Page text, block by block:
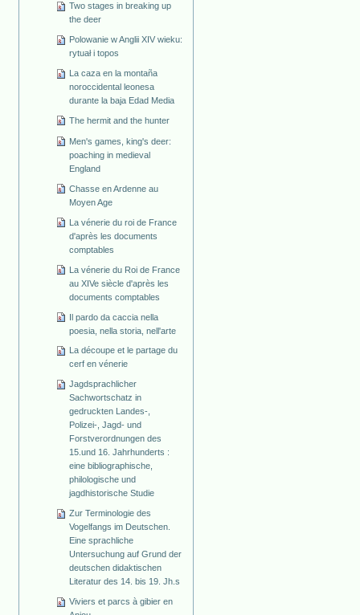
Two stages in breaking up
the deer
Polowanie w Anglii XIV wieku:
rytuał i topos
La caza en la montaña
noroccidental leonesa
durante la baja Edad Media
The hermit and the hunter
Men's games, king's deer:
poaching in medieval
England
Chasse en Ardenne au
Moyen Age
La vénerie du roi de France
d'après les documents
comptables
La vénerie du Roi de France
au XIVe siècle d'après les
documents comptables
Il pardo da caccia nella
poesia, nella storia, nell'arte
La découpe et le partage du
cerf en vénerie
Jagdsprachlicher
Sachwortschatz in
gedruckten Landes-,
Polizei-, Jagd- und
Forstverordnungen des
15.und 16. Jahrhunderts :
eine bibliographische,
philologische und
jagdhistorische Studie
Zur Terminologie des
Vogelfangs im Deutschen.
Eine sprachliche
Untersuchung auf Grund der
deutschen didaktischen
Literatur des 14. bis 19. Jh.s
Viviers et parcs à gibier en